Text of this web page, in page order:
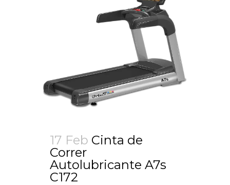
17 Feb Cinta de
Correr
Autolubricante A7s
C172